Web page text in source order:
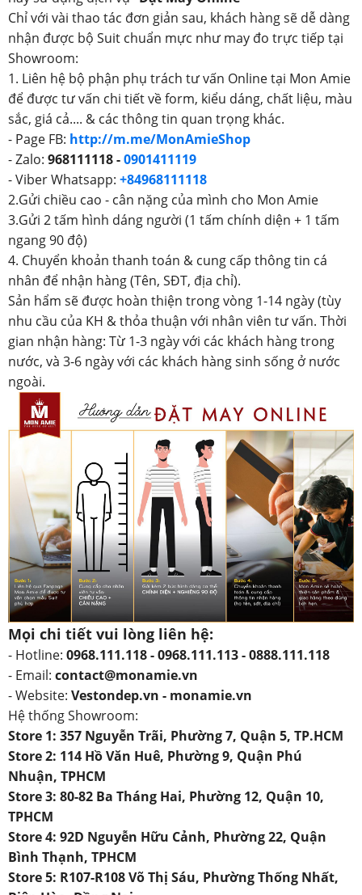
Chỉ với vài thao tác đơn giản sau, khách hàng sẽ dễ dàng
nhận được bộ Suit chuẩn mực như may đo trực tiếp tại
Showroom:
1. Liên hệ bộ phận phụ trách tư vấn Online tại Mon Amie
để được tư vấn chi tiết về form, kiểu dáng, chất liệu, màu
sắc, giá cả.... & các thông tin quan trọng khác.
- Page FB: http://m.me/MonAmieShop
- Zalo: 968111118 -0901411119
- Viber Whatsapp: +84968111118
2.Gửi chiều cao - cân nặng của mình cho Mon Amie
3.Gửi 2 tấm hình dáng người (1 tấm chính diện + 1 tấm
ngang 90 độ)
4. Chuyển khoản thanh toán & cung cấp thông tin cá
nhân để nhận hàng (Tên, SĐT, địa chỉ).
Sản hẩm sẽ được hoàn thiện trong vòng 1-14 ngày (tùy
nhu cầu của KH & thỏa thuận với nhân viên tư vấn. Thời
gian nhận hàng: Từ 1-3 ngày với các khách hàng trong
nước, và 3-6 ngày với các khách hàng sinh sống ở nước
ngoài.
Mọi chi tiết vui lòng liên hệ:
- Hotline: 0968.111.118 - 0968.111.113 - 0888.111.118
- Email: contact@monamie.vn
- Website: Vestondep.vn - monamie.vn
Hệ thống Showroom:
Store 1: 357 Nguyễn Trãi, Phường 7, Quận 5, TP.HCM
Store 2: 114 Hồ Văn Huê, Phường 9, Quận Phú
Nhuận, TPHCM
Store 3: 80-82 Ba Tháng Hai, Phường 12, Quận 10,
TPHCM
Store 4: 92D Nguyễn Hữu Cảnh, Phường 22, Quận
Bình Thạnh, TPHCM
Store 5: R107-R108 Võ Thị Sáu, Phường Thống Nhất,